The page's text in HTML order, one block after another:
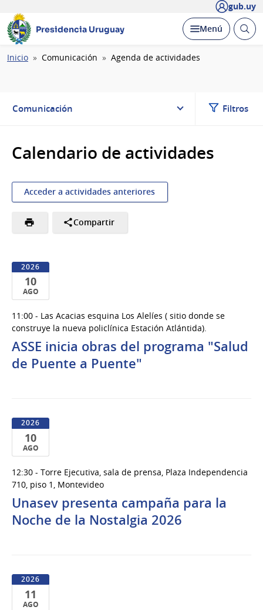
gub.uy
Presidencia Uruguay Desplegar
Menú Abrir
Ruta
Inicio Comunicación Agenda de actividades
Comunicación Filtros
Calendario de actividades
Acceder a actividades anteriores
Compartir
2026
10
AGO
de
Ago
del
2026
11:00 - Las Acacias esquina Los Alelíes ( sitio donde se
construye la nueva policlínica Estación Atlántida).
ASSE inicia obras del programa "Salud
de Puente a Puente"
2026
10
AGO
de
Ago
del
2026
12:30 - Torre Ejecutiva, sala de prensa, Plaza Independencia
710, piso 1, Montevideo
Unasev presenta campaña para la
Noche de la Nostalgia 2026
2026
11
AGO